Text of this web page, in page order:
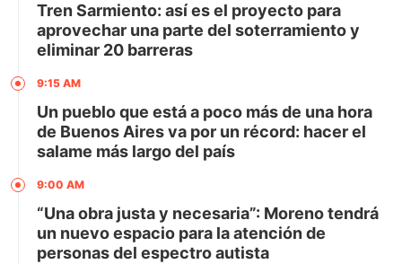
Tren Sarmiento: así es el proyecto para
aprovechar una parte del soterramiento y
eliminar 20 barreras
9:15 AM
Un pueblo que está a poco más de una hora
de Buenos Aires va por un récord: hacer el
salame más largo del país
9:00 AM
“Una obra justa y necesaria”: Moreno tendrá
un nuevo espacio para la atención de
personas del espectro autista